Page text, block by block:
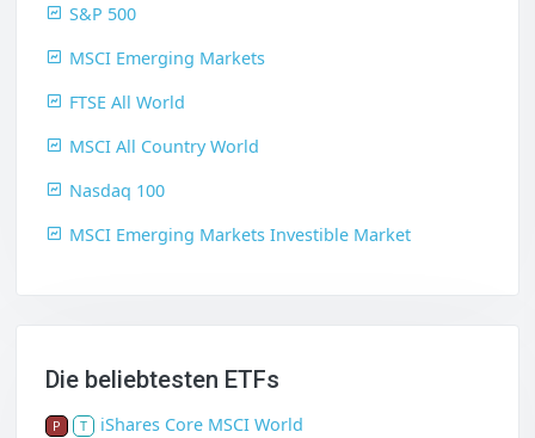
S&P 500
MSCI Emerging Markets
FTSE All World
MSCI All Country World
Nasdaq 100
MSCI Emerging Markets Investible Market
Die beliebtesten ETFs
P T iShares Core MSCI World